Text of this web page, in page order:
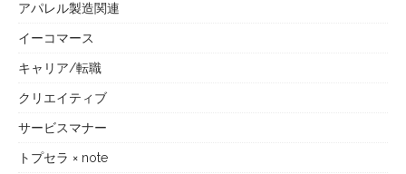
アパレル製造関連
イーコマース
キャリア/転職
クリエイティブ
サービスマナー
トプセラ × note